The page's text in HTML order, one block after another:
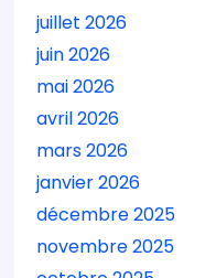
juillet 2026
juin 2026
mai 2026
avril 2026
mars 2026
janvier 2026
décembre 2025
novembre 2025